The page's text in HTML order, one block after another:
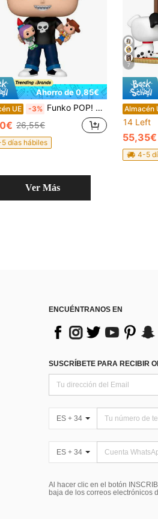
Ahorro de 0,85€
UE -3% Funko POP! Disney Toy Story - Bullseye Nº520 - Figura de Vinilo Coleccionable 9cm - Producto Oficial - Regalo para Fans - Envío GRATIS ✅ Entrega 24/48h a España (península)
26,55€
días hábiles
7
Almacén
14 Left
55,35€
4-5
Ver Más
ENCUÉNTRANOS EN
SUSCRÍBETE PARA RECIBIR
ES + 34
ES + 34
Al hacer clic en el botón
baja de los correos electrónicos